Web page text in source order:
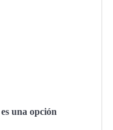
una opción